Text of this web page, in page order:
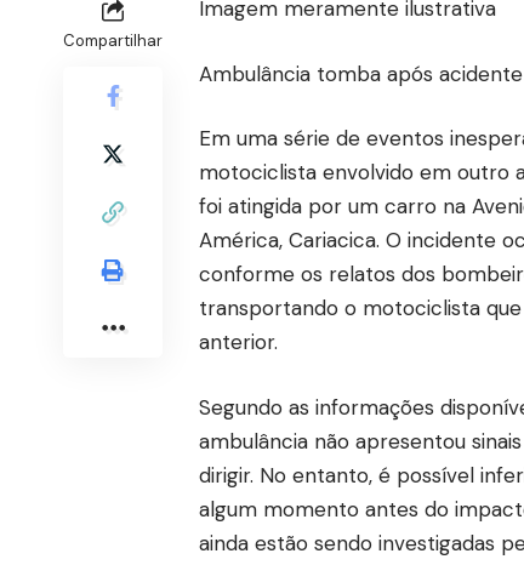
Compartilhar
Imagem meramente ilustrativa
Ambulância tomba após
Em uma série de eventos
motociclista envolvido em outro
foi atingida por um carro na
América, Cariacica. O incidente
conforme os relatos dos
transportando o motociclista
anterior.
Segundo as informações
ambulância não apresentou
dirigir. No entanto, é possível
algum momento antes do
ainda estão sendo investigadas